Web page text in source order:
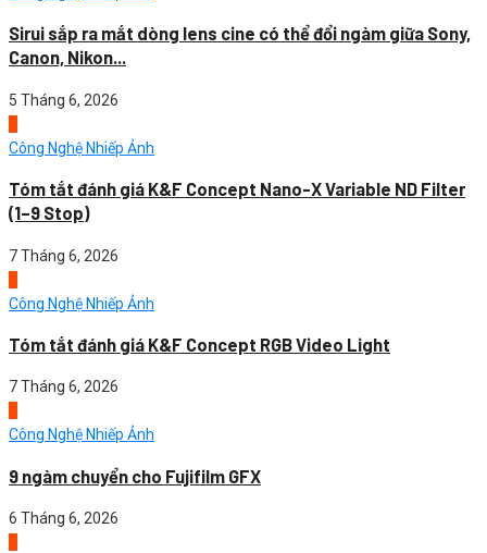
Sirui sắp ra mắt dòng lens cine có thể đổi ngàm giữa Sony,
Canon, Nikon...
5 Tháng 6, 2026
Công Nghệ Nhiếp Ảnh
Tóm tắt đánh giá K&F Concept Nano-X Variable ND Filter
(1–9 Stop)
7 Tháng 6, 2026
Công Nghệ Nhiếp Ảnh
Tóm tắt đánh giá K&F Concept RGB Video Light
7 Tháng 6, 2026
Công Nghệ Nhiếp Ảnh
9 ngàm chuyển cho Fujifilm GFX
6 Tháng 6, 2026